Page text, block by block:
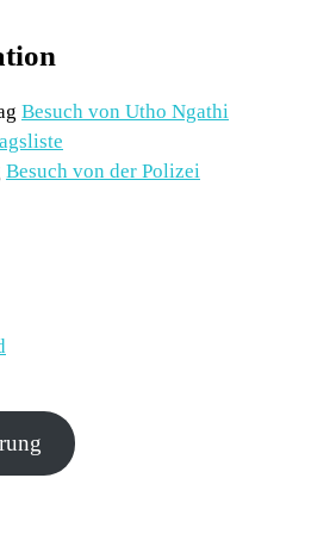
Besuch von Utho Ngathi
Besuch von der Polizei